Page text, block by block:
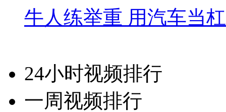
牛人练举重 用汽车当
24小时视频排行
一周视频排行